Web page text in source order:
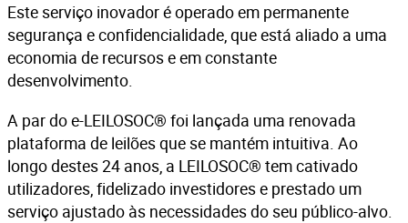
Este serviço inovador é operado em permanente
segurança e confidencialidade, que está aliado a uma
economia de recursos e em constante
desenvolvimento.
A par do e-LEILOSOC® foi lançada uma renovada
plataforma de leilões que se mantém intuitiva. Ao
longo destes 24 anos, a LEILOSOC® tem cativado
utilizadores, fidelizado investidores e prestado um
serviço ajustado às necessidades do seu público-alvo.